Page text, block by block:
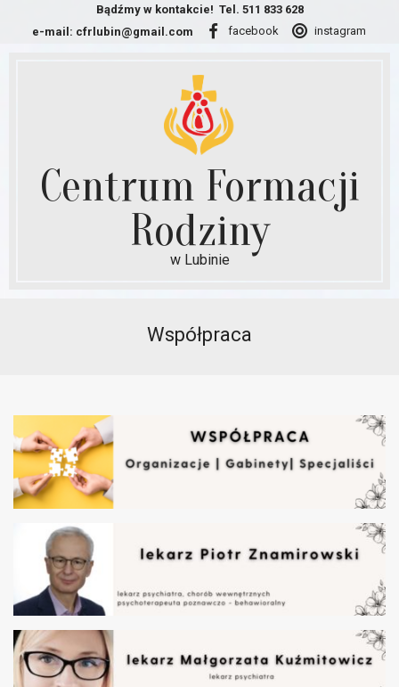
Bądźmy w kontakcie! Tel. 511 833 628
e-mail: cfrlubin@gmail.com facebook instagram
Centrum Formacji
Rodziny
w Lubinie
Współpraca